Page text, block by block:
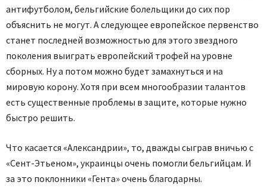
антифутболом, бельгийские болельщики до сих пор
объяснить не могут. А следующее европейское первенство
станет последней возможностью для этого звездного
поколения выиграть европейский трофей на уровне
сборных. Ну а потом можно будет замахнуться и на
мировую корону. Хотя при всем многообразии талантов
есть существенные проблемы в защите, которые нужно
быстро решить.
Что касается «Александрии», то, дважды сыграв вничью с
«Сент-Этьеном», украинцы очень помогли бельгийцам. И
за это поклонники «Гента» очень благодарны.